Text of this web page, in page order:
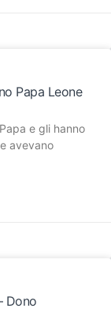
Papa Leone
e gli hanno
avevano
Dono